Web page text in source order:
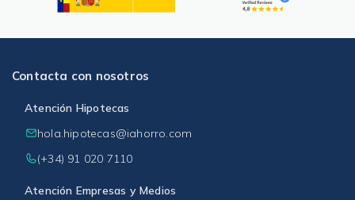
Contacta con nosotros
Atención Hipotecas
hola.hipotecas@iahorro.com
(+34) 91 020 7110
Atención Empresas y Medios